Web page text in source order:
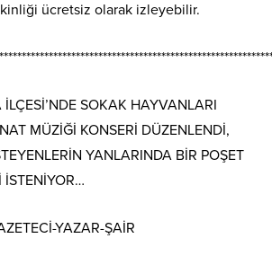
ücretsiz olarak izleyebilir.
SOKAK HAYVANLARI
MÜZİĞİ KONSERİ DÜZENLENDİ,
YANLARINDA BİR POŞET
İSTENİYOR…
YAZAR-ŞAİR